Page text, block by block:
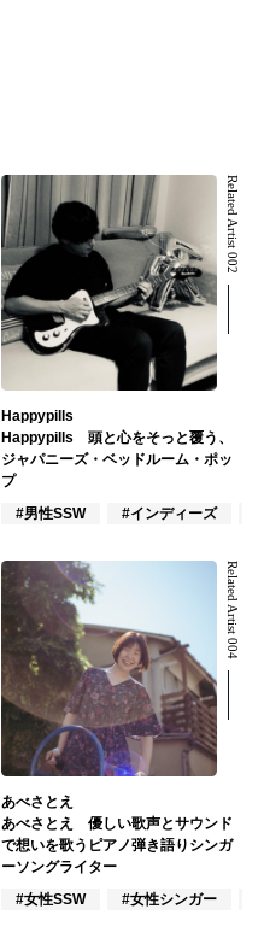
#楽器奏者
Related Artist 002
Happypills
Happypills 頭と心をそっと覆う、
ジャパニーズ・ベッドルーム・ポッ
プ
#男性SSW
#インディーズ
#歌謡曲
Related Artist 004
あべさとえ
あべさとえ 優しい歌声とサウンド
で想いを歌うピアノ弾き語りシンガ
ーソングライター
#女性SSW
#女性シンガー